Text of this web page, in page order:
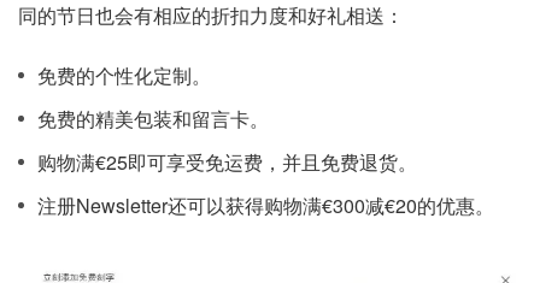
同的节日也会有相应的折扣力度和好礼相送：
免费的个性化定制。
免费的精美包装和留言卡。
购物满€25即可享受免运费，并且免费退货。
注册Newsletter还可以获得购物满€300减€20的优惠。